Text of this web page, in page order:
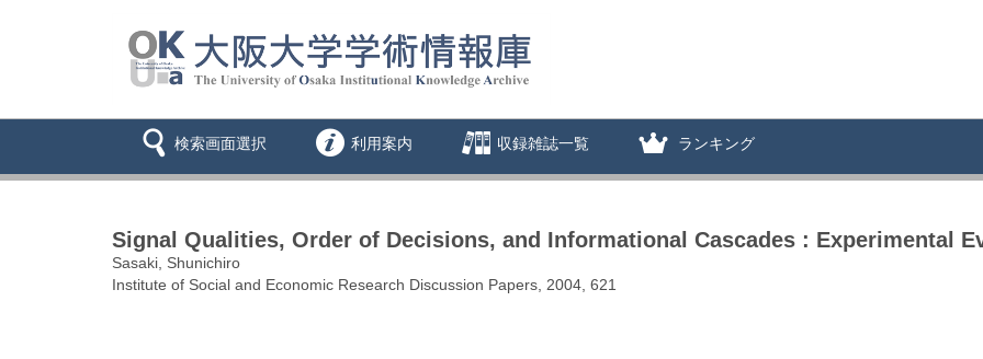
検索画面選択 利用案内 収録雑誌一覧 ランキング
Signal Qualities, Order of Decisions, and Informational Cascades : Experimental
Sasaki, Shunichiro
Institute of Social and Economic Research Discussion Papers, 2004, 621